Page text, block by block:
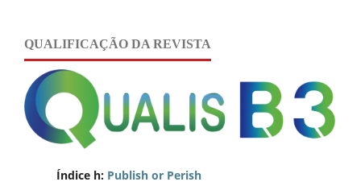
QUALIFICAÇÃO DA REVISTA
Índice h: Publish or Perish